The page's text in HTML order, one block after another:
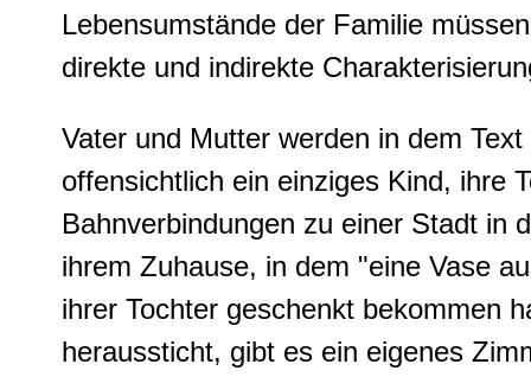
Lebensumstände der Familie
direkte und indirekte
Vater und Mutter werden in dem
offensichtlich ein einziges Kind, ihre
Bahnverbindungen zu einer Stadt in
ihrem Zuhause, in dem "eine Vase
ihrer Tochter geschenkt bekommen
heraussticht, gibt es ein eigenes